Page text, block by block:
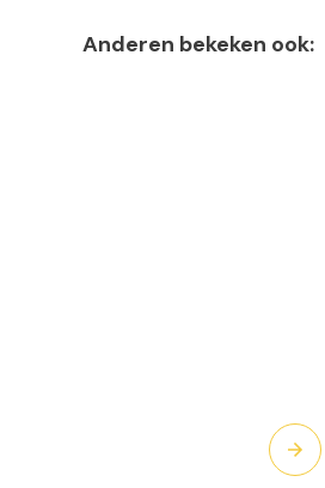
Anderen bekeken ook: